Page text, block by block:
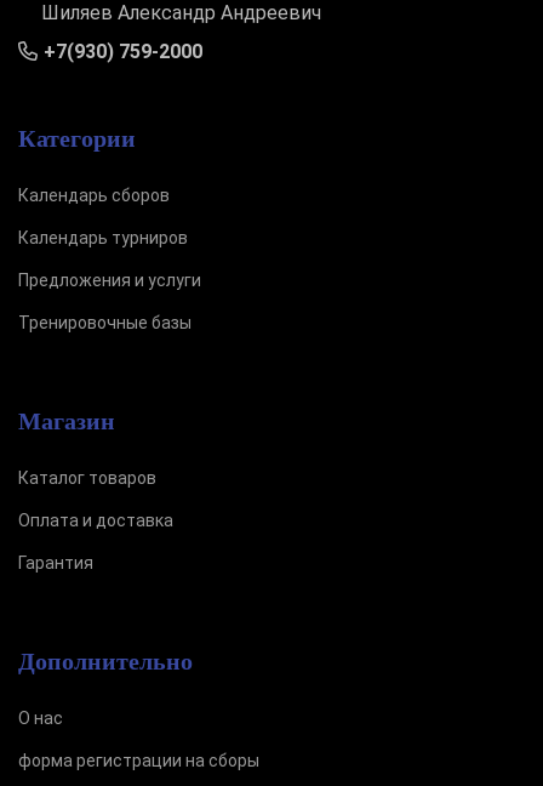
Шиляев Александр Андреевич
+7(930) 759-2000
Категории
Календарь сборов
Календарь турниров
Предложения и услуги
Тренировочные базы
Магазин
Каталог товаров
Оплата и доставка
Гарантия
Дополнительно
О нас
форма регистрации на сборы